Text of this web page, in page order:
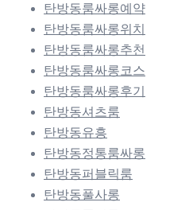
탄방동룸싸롱예약
탄방동룸싸롱위치
탄방동룸싸롱추천
탄방동룸싸롱코스
탄방동룸싸롱후기
탄방동셔츠룸
탄방동유흥
탄방동정통룸싸롱
탄방동퍼블릭룸
탄방동풀사롱